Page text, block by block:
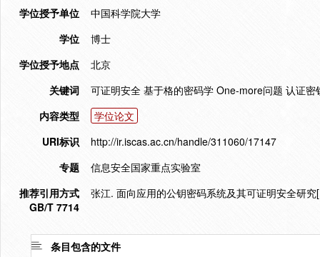
学位授予单位
中国科学院大学
学位
博士
学位授予地点
北京
关键词
可证明安全 基于格的密码学 One-more问题 认证
内容类型
学位论文
URI标识
http://ir.iscas.ac.cn/handle/311060/17147
专题
信息安全国家重点实验室
推荐引用方式
GB/T 7714
张江. 面向应用的公钥密码系统及其可证明安全研
条目包含的文件